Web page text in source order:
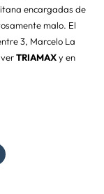
encargadas de
malo. El
3, Marcelo La
TRIAMAXy en